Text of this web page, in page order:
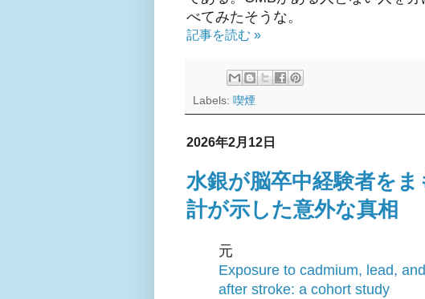
べてみたそうな。
記事を読む »
Labels: 喫煙
2026年2月12日
水銀が脳卒中経験者を
計が示した意外な真相
元
Exposure to cadmium, lead,
after stroke: a cohort study